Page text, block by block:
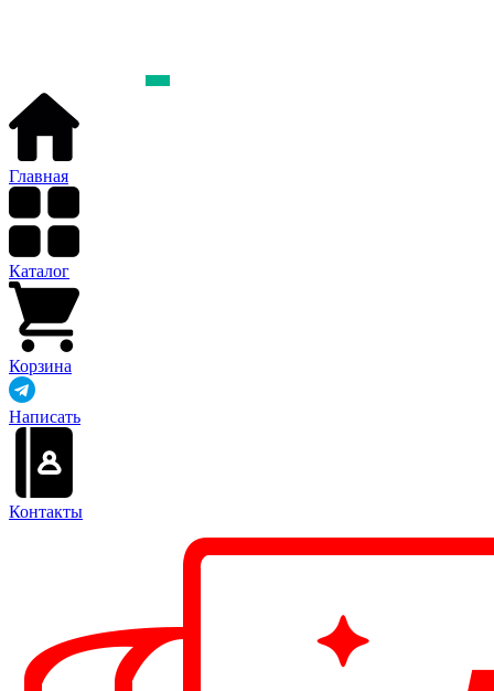
Главная
Каталог
Корзина
Написать
Контакты